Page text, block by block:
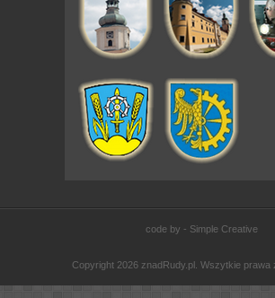
code by - Simple Creative
Copyright 2026 znadRudy.pl. Wszytkie prawa